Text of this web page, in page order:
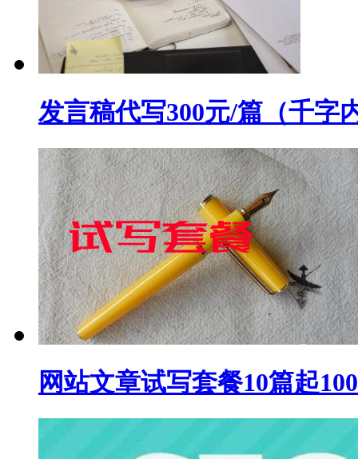
发言稿代写300元/篇（千字
网站文章试写套餐10篇起